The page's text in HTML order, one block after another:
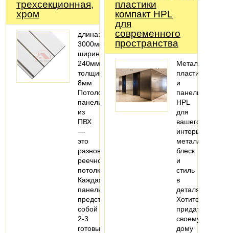
трехсекционная,
хром
длина:
3000мм;
ширина:
240мм;
толщина:
8мм
Потолочные
панели
из
ПВХ
—
это
разновидность
реечного
потолка.
Каждая
панель
представляет
собой
2-3
готовых…
пластики
компакт HPL
для
современного
пространства
пластики
и
панели
HPL
для
вашего
интерьера:
металлический
блеск
и
стиль
в
деталях.
Хотите
придать
своему
дому